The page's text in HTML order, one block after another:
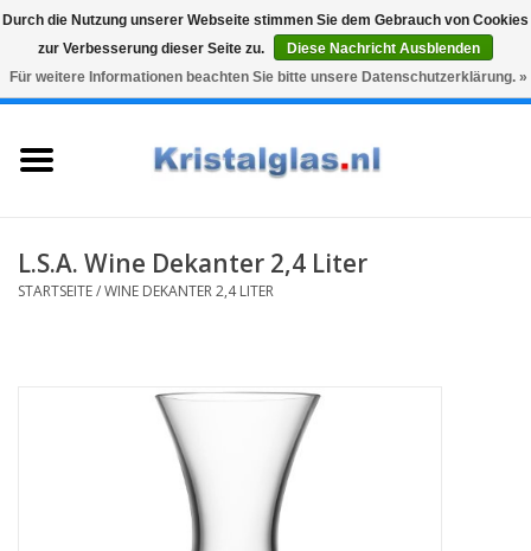
Snelle levering
Graveren
0 Artikel - €0,00
Karaffen
L.S.A. Wine Dekanter 2,4 Liter
STARTSEITE/WINE DEKANTER 2,4 LITER
Durch die Nutzung unserer Webseite stimmen Sie dem Gebrauch von Cookies
zur Verbesserung dieser Seite zu.
Diese Nachricht Ausblenden
Für weitere Informationen beachten Sie bitte unsere Datenschutzerklärung. »